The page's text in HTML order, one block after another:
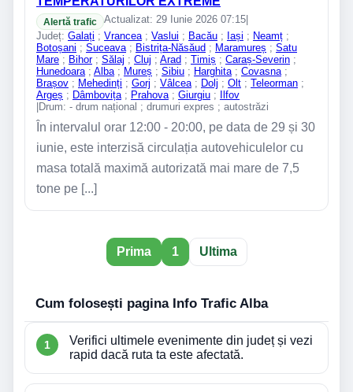
Alertă trafic Actualizat: 29 Iunie 2026 07:15|
Județ: Galați ; Vrancea; Vaslui ; Bacău ; Iași ; Neamț ;
Botoșani ; Suceava; Bistrița-Năsăud ; Maramureș ; Satu
Mare ; Bihor; Sălaj ; Cluj ; Arad ; Timiș ; Caraș-Severin ;
Hunedoara; Alba; Mureș ; Sibiu ; Harghita; Covasna;
Brașov ; Mehedinți ; Gorj ; Vâlcea; Dolj ; Olt ; Teleorman ;
Argeș ; Dâmbovița; Prahova; Giurgiu ;
Ilfov
Drum: - drum național ; drumuri expres ; autostrăzi
În intervalul orar 12:00 - 20:00, pe data de 29 și 30
iunie, este interzisă circulația autovehiculelor cu
masa totală maximă autorizată mai mare de 7,5
tone pe [...]
Prima 1 Ultima
Cum folosești pagina Info Trafic Alba
Verifici ultimele evenimente din județ și vezi
rapid dacă ruta ta este afectată.